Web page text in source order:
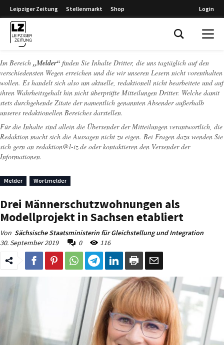
Leipziger Zeitung Stellenmarkt Shop Login
Im Bereich „Melder“ finden Sie Inhalte Dritter, die uns tagtäglich auf den
verschiedensten Wegen erreichen und die wir unseren Lesern nicht vorenthalten
wollen. Es handelt sich also um aktuelle, redaktionell nicht bearbeitete und auf
ihren Wahrheitsgehalt hin nicht überprüfte Mitteilungen Dritter. Welche damit
stets durchgehende Zitate der namentlich genannten Absender außerhalb
unseres redaktionellen Bereiches darstellen.
Für die Inhalte sind allein die Übersender der Mitteilungen verantwortlich, die
Redaktion macht sich die Aussagen nicht zu eigen. Bei Fragen dazu wenden Sie
sich gern an redaktion@l-iz.de oder kontaktieren den Versender der
Informationen.
Melder Wortmelder
Drei Männerschutzwohnungen als
Modellprojekt in Sachsen etabliert
Von Sächsische Staatsministerin für Gleichstellung und Integration
30. September 2019
0 116